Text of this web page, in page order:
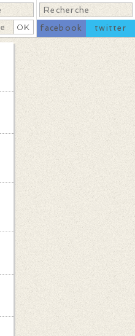
facebook
twitter